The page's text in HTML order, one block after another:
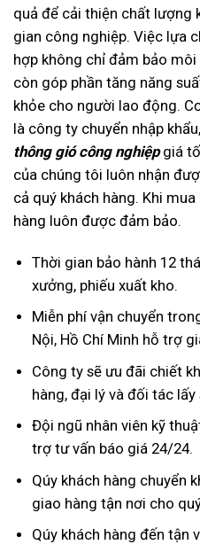
quả để cải thiện chất lượng
gian công nghiệp. Việc lựa
hợp không chỉ đảm bảo
còn góp phần tăng năng
khỏe cho người lao động.
là công ty chuyển nhập
thông gió công nghiệp giá
của chúng tôi luôn nhận
cả quý khách hàng. Khi
hàng luôn được đảm bảo.
Thời gian bảo hành 12
xưởng, phiếu xuất kho.
Miễn phí vận chuyển
Nội, Hồ Chí Minh hỗ trợ
Công ty sẽ ưu đãi chiết
hàng, đại lý và đối tác
Đội ngũ nhân viên kỹ
trợ tư vấn báo giá 24/24.
Qúy khách hàng chuyển
giao hàng tận nơi cho
Qúy khách hàng đến tận